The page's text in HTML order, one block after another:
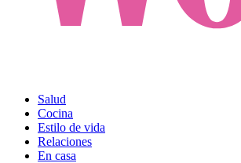
Salud
Cocina
Estilo de vida
Relaciones
En casa